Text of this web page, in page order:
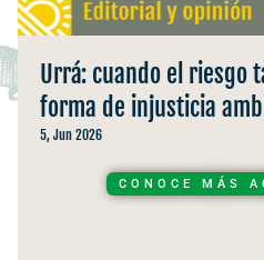
Urrá: cuando el riesgo
forma de injusticia
5, Jun 2026
CONOCE MÁS